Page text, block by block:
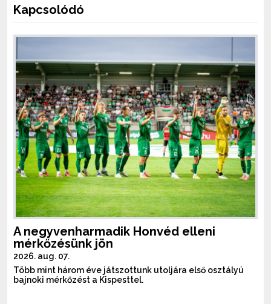
Kapcsolódó
A negyvenharmadik Honvéd elleni
mérkőzésünk jön
2026. aug. 07.
Több mint három éve játszottunk utoljára első osztályú
bajnoki mérkőzést a Kispesttel.